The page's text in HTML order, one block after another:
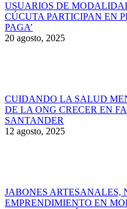
USUARIOS DE
CÚCUTA PARTICIPAN EN
PAGA’
20 agosto, 2025
CUIDANDO LA SALUD
DE LA ONG CRECER EN
SANTANDER
12 agosto, 2025
JABONES ARTESANALES,
EMPRENDIMIENTO EN